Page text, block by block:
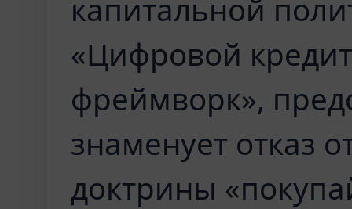
капитальной
«Цифровой
фреймворк»,
знаменует отказ
доктрины